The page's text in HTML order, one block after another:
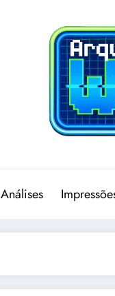
Análises